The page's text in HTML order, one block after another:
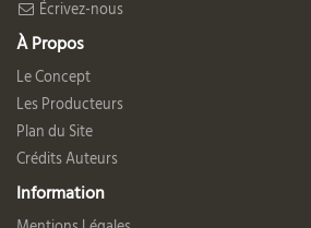
Écrivez-nous
À Propos
Le Concept
Les Producteurs
Plan du Site
Crédits Auteurs
Information